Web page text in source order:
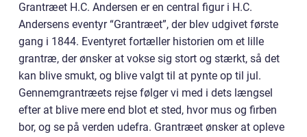
Grantræet H.C. Andersen er en central figur i H.C.
Andersens eventyr “Grantræet”, der blev udgivet første
gang i 1844. Eventyret fortæller historien om et lille
grantræ, der ønsker at vokse sig stort og stærkt, så det
kan blive smukt, og blive valgt til at pynte op til jul.
Gennemgrantræets rejse følger vi med i dets længsel
efter at blive mere end blot et sted, hvor mus og firben
bor, og se på verden udefra. Grantræet ønsker at opleve